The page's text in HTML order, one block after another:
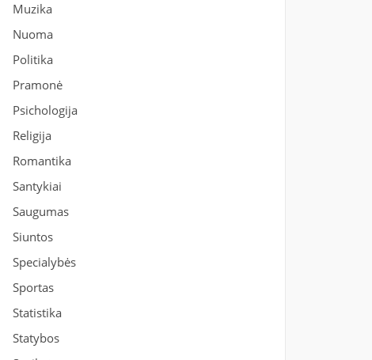
Muzika
Nuoma
Politika
Pramonė
Psichologija
Religija
Romantika
Santykiai
Saugumas
Siuntos
Specialybės
Sportas
Statistika
Statybos